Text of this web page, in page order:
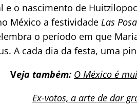
e o nascimento de
México a festividade Las
o período em que
A cada dia da festa, uma
Veja também: O México é
Ex-votos, a arte de dar